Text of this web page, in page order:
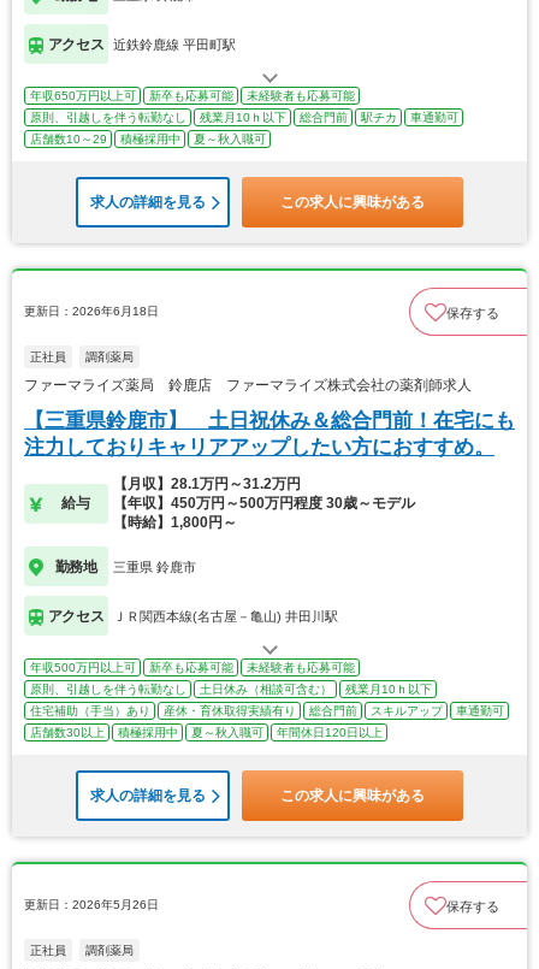
アクセス 近鉄鈴鹿線 平田町駅
年収650万円以上可 新卒も応募可能
未経験者も応募可能
原則、引越しを伴う転勤なし
残業月10ｈ以下 総合門前 駅チカ
車通勤可
店舗数10～29
積極採用中 夏～秋入職可
求人の詳細を見る この求人に興味がある
更新日：2026年6月18日 保存する
正社員 調剤薬局
ファーマライズ薬局 鈴鹿店 ファーマライズ株式会社の薬剤師求人
【三重県鈴鹿市】 土日祝休み＆総合門前！在宅にも
注力しておりキャリアアップしたい方におすすめ。
給与
【月収】28.1万円～31.2万円
【年収】450万円～500万円程度 30歳～モデル
【時給】1,800円～
勤務地 三重県 鈴鹿市
アクセス ＪＲ関西本線(名古屋－亀山) 井田川駅
年収500万円以上可 新卒も応募可能
未経験者も応募可能
原則、引越しを伴う転勤なし
土日休み（相談可含む）
残業月10ｈ以下
住宅補助（手当）あり
産休・育休取得実績有り 総合門前 スキルアップ
車通勤可
店舗数30以上
積極採用中 夏～秋入職可 年間休日120日以上
求人の詳細を見る この求人に興味がある
更新日：2026年5月26日 保存する
正社員 調剤薬局